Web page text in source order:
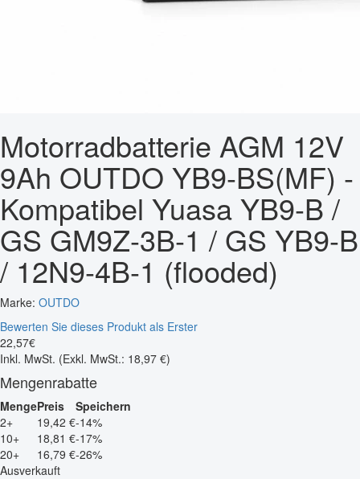
Motorradbatterie AGM 12V
9Ah OUTDO YB9-BS(MF) -
Kompatibel Yuasa YB9-B /
GS GM9Z-3B-1 / GS YB9-B
/ 12N9-4B-1 (flooded)
Marke: OUTDO
Bewerten Sie dieses Produkt als Erster
22,57€
Inkl. MwSt. (Exkl. MwSt.: 18,97 €)
Mengenrabatte
MengePreis
Speichern
2+
19,42 €-14%
10+
18,81 €-17%
20+
16,79 €-26%
Ausverkauft